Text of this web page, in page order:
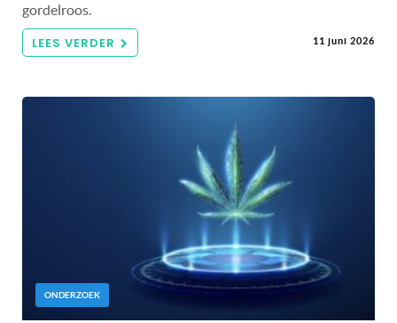
gordelroos.
LEES VERDER 11 juni 2026
ONDERZOEK